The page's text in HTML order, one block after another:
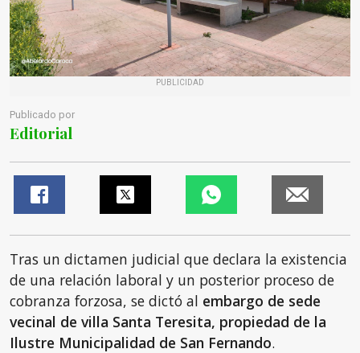
PUBLICIDAD
Publicado por
Editorial
Tras un dictamen judicial que declara la existencia
de una relación laboral y un posterior proceso de
cobranza forzosa, se dictó al embargo de sede
vecinal de villa Santa Teresita, propiedad de la
Ilustre Municipalidad de San Fernando.